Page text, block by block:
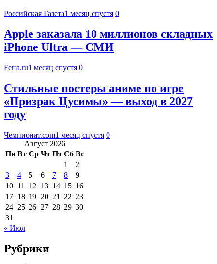
Российская Газета1 месяц спустя 0
Apple заказала 10 миллионов складных
iPhone Ultra — СМИ
Ferra.ru1 месяц спустя 0
Стильные постеры аниме по игре
«Призрак Цусимы» — выход в 2027
году
Чемпионат.com1 месяц спустя 0
Август 2026
Пн Вт Ср Чт Пт Сб Вс
1
2
3
4 5 6 7 8
9
10 11 12 13 14 15 16
17 18 19 20 21 22 23
24 25 26 27 28 29 30
31
« Июл
Рубрики